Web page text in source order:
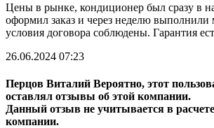
Цены в рынке, кондиционер был сразу в
оформил заказ и через неделю
условия договора соблюдены. Гарантия
26.06.2024 07:23
Перцов Виталий Вероятно, этот
оставлял отзывы об этой компании.
Данный отзыв не учитывается в
компании.